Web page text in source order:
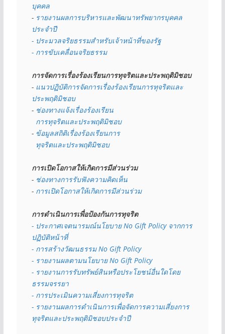
บุคคล
- รายงานผลการบริหารและพัฒนาทรัพยากรบุคคล
ประจำปี
- ประมวลจริยธรรมสำหรับเจ้าหน้าที่ของรัฐ
- การขับเคลื่อนจริยธรรม
การจัดการเรื่องร้องเรียนการทุจริตและประพฤติมิชอบ
- แนวปฏิบัติการจัดการเรื่องร้องเรียนการทุจริตและ
ประพฤติมิชอบ
- ช่องทางแจ้งเรื่องร้องเรียน
  การทุจริตและประพฤติมิชอบ
- ข้อมูลสถิติเรื่องร้องเรียนการ
  ทุจริตและประพฤติมิชอบ
การเปิดโอกาสให้เกิดการมีส่วนร่วม
- ช่องทางการรับฟังความคิดเห็น
- การเปิดโอกาสให้เกิดการมีส่วนร่วม
การดำเนินการเพื่อป้องกันการทุจริต
- ประกาศเจตนารมณ์นโยบาย No Gift Policy จากการ
ปฏิบัติหน้าที่
- การสร้างวัฒนธรรม No Gift Policy
- รายงานผลตามนโยบาย No Gift Policy
- รายงานการรับทรัพย์สินหรือประโยชน์อื่นใดโดย
ธรรมจรรยา
- การประเมินความเสี่ยงการทุจริต
- รายงานผลการดำเนินการเพื่อจัดการความเสี่ยงการ
ทุจริตและประพฤติมิชอบประจำปี